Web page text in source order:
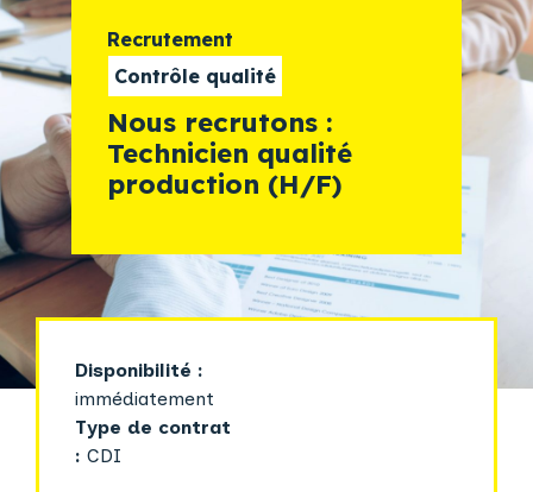
Recrutement
Contrôle qualité
Nous recrutons :
Technicien qualité
production (H/F)
Disponibilité :
immédiatement
Type de contrat
: CDI